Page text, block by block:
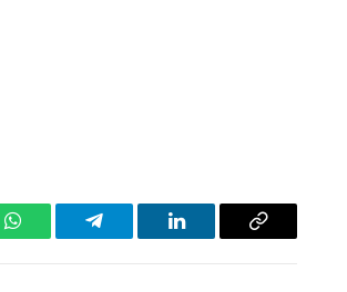
WhatsAppTelegram LinkedIn Copy